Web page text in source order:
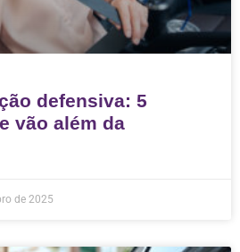
defensiva: 5
vão além da
de 2025